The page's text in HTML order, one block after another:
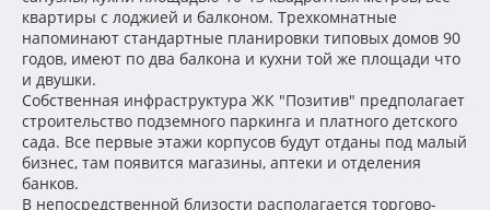
квартиры с лоджией и балконом. Трехкомнатные
напоминают стандартные планировки типовых домов 90
годов, имеют по два балкона и кухни той же площади что
и двушки.
Собственная инфраструктура ЖК "Позитив" предполагает
строительство подземного паркинга и платного детского
сада. Все первые этажи корпусов будут отданы под малый
бизнес, там появится магазины, аптеки и отделения
банков.
В непосредственной близости располагается торгово-